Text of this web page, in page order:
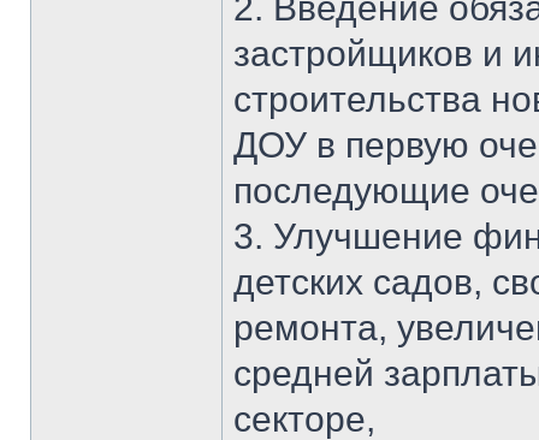
застройщиков и
строительства
ДОУ в первую
последующие
3. Улучшение
детских садов,
ремонта,
средней
секторе,